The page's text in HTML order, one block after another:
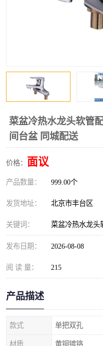
菜盆冷热水龙头软管
间台盆 同城配送
价格： 面议
产品数量： 999.00个
发货地址： 北京市丰台区
关键词： 菜盆冷热水龙头
发布日期： 2026-08-08
阅 读 量： 215
产品描述
款式 单把双孔
材质 黄铜镀铬